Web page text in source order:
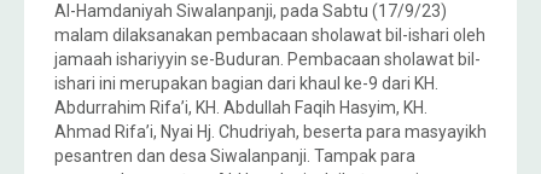
Al-Hamdaniyah Siwalanpanji, pada Sabtu (17/9/23)
malam dilaksanakan pembacaan sholawat bil-ishari oleh
jamaah ishariyyin se-Buduran. Pembacaan sholawat bil-
ishari ini merupakan bagian dari khaul ke-9 dari KH.
Abdurrahim Rifa’i, KH. Abdullah Faqih Hasyim, KH.
Ahmad Rifa’i, Nyai Hj. Chudriyah, beserta para masyayikh
pesantren dan desa Siwalanpanji. Tampak para